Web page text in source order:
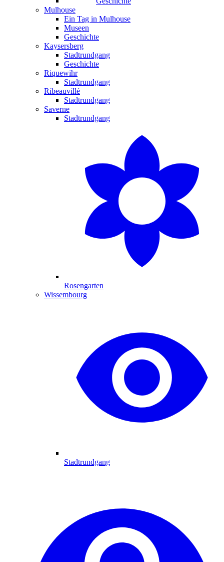
Mulhouse
Ein Tag in Mulhouse
Museen
Geschichte
Kaysersberg
Stadtrundgang
Geschichte
Riquewihr
Stadtrundgang
Ribeauvillé
Stadtrundgang
Saverne
Stadtrundgang
Rosengarten
Wissembourg
Stadtrundgang